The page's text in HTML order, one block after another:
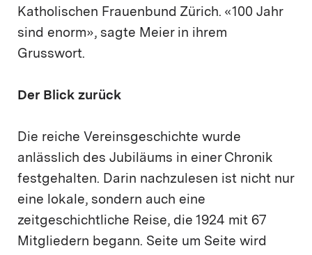
Katholischen Frauenbund Zürich. «100 Jahr
sind enorm», sagte Meier in ihrem
Grusswort.
Der Blick zurück
Die reiche Vereinsgeschichte wurde
anlässlich des Jubiläums in einer Chronik
festgehalten. Darin nachzulesen ist nicht nur
eine lokale, sondern auch eine
zeitgeschichtliche Reise, die 1924 mit 67
Mitgliedern begann. Seite um Seite wird